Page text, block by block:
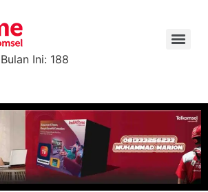
Ini: 188